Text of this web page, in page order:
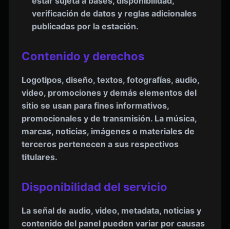
verificación de datos y reglas adicionales
publicadas por la estación.
Contenido y derechos
Logotipos, diseño, textos, fotografías, audio,
video, promociones y demás elementos del
sitio se usan para fines informativos,
promocionales y de transmisión. La música,
marcas, noticias, imágenes o materiales de
terceros pertenecen a sus respectivos
titulares.
Disponibilidad del servicio
La señal de audio, video, metadata, noticias y
contenido del panel pueden variar por causas